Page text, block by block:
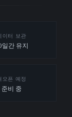
이터 보관
일간 유지
오픈 예정
준비 중